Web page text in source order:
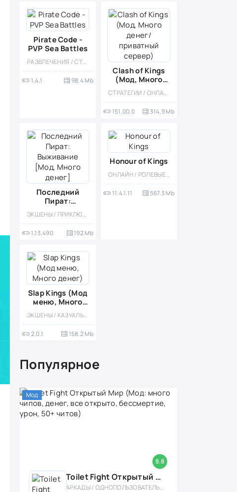
Pirate Code -
PVP Sea Battles
РАЗВЛЕЧЕНИЯ / СТИЛИЗАЦИЯ / МНОГОПОЛЬЗОВАТЕЛЬСКАЯ / КАЗУАЛЬНЫЕ / ШУТЕРЫ / ЭКШЕНЫ / ПИРАТЫ / МОД / РОЛЕВЫЕ
1.4.1 98.4 Mb
Clash of Kings
(Мод, Много
денег/
приватный СТРАТЕГИИ / ОНЛАЙН / МОД / ОДНОПОЛЬЗОВАТЕЛЬСКИЕ / МНОГОПОЛЬЗОВАТЕЛЬСКАЯ / СОРЕВНОВАТЕЛЬНАЯ / СТИЛИЗАЦИЯ
151.00.0 314.9 Mb
Последний
Пират:
Выживание
[Мод, Много ЭКШЕНЫ / ПРИКЛЮЧЕНИЕ / ВЫЖИВАНИЕ / ОФЛАЙН / СТИЛИЗАЦИЯ / ОДНОПОЛЬЗОВАТЕЛЬСКИЕ / КАЗУАЛЬНЫЕ / 3D / ОТКРЫТЫЙ МИР / ЗОМБИ / ПИРАТЫ / БОЛЬШАЯ / ВСТРОЕННЫЙ КЕШ / ФЭНТЕЗИ / МОД
1.13.490 192 Mb
Honour of Kings
ОНЛАЙН / РОЛЕВЫЕ / ЭКШЕНЫ / MOBA / PVP / ФЭНТЕЗИ / МНОГОПОЛЬЗОВАТЕЛЬСКАЯ / ИЗОМЕТРИЯ
11.4.1.11 567.3 Mb
Slap Kings (Мод
меню, Много
денег)
ЭКШЕНЫ / КАЗУАЛЬНЫЕ / СТИЛИЗАЦИЯ / ОДНОПОЛЬЗОВАТЕЛЬСКИЕ / ОФЛАЙН / МОД / ВСТРОЕННЫЙ КЕШ / ВЕСЁЛАЯ
2.0.1 158.2 Mb
Популярное
8.8
Мод
Toilet Fight Открытый Мир (Мод: много чипов, денег, все открыто, бессмертие, урон, 50+ читов)
АРКАДЫ / ОДНОПОЛЬЗОВАТЕЛЬСКИЕ / ОФЛАЙН / МОД / РОЛЕВЫЕ / ШУТЕРЫ / ОТКРЫТЫЙ МИР / ВСТРОЕННЫЙ КЕШ / 3D / ЭКШЕНЫ / ТУАЛЕТНЫЕ ВОЙНЫ / ДЛЯ ДЕТЕЙ